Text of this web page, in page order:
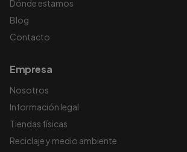
Dónde estamos
Blog
Contacto
Empresa
Nosotros
Información legal
Tiendas físicas
Reciclaje y medio ambiente